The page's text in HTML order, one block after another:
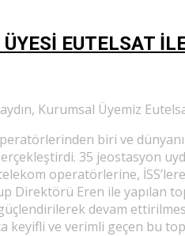
EUTELSAT
Kurumsal Üyemiz
biri ve
35 jeostasyon
telekom operatörlerine,
Direktörü Eren ile yapılan
devam
keyifli ve verimli geçen bu